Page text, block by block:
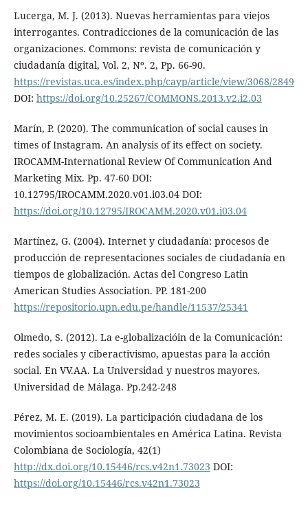
Lucerga, M. J. (2013). Nuevas herramientas para viejos
interrogantes. Contradicciones de la comunicación de las
organizaciones. Commons: revista de comunicación y
ciudadanía digital, Vol. 2, Nº. 2, Pp. 66-90.
https://revistas.uca.es/index.php/cayp/article/view/3068/2849
DOI: https://doi.org/10.25267/COMMONS.2013.v2.i2.03
Marín, P. (2020). The communication of social causes in
times of Instagram. An analysis of its effect on society.
IROCAMM-International Review Of Communication And
Marketing Mix. Pp. 47-60 DOI:
10.12795/IROCAMM.2020.v01.i03.04 DOI:
https://doi.org/10.12795/IROCAMM.2020.v01.i03.04
Martínez, G. (2004). Internet y ciudadanía: procesos de
producción de representaciones sociales de ciudadanía en
tiempos de globalización. Actas del Congreso Latin
American Studies Association. PP. 181-200
https://repositorio.upn.edu.pe/handle/11537/25341
Olmedo, S. (2012). La e-globalizacióin de la Comunicación:
redes sociales y ciberactivismo, apuestas para la acción
social. En VV.AA. La Universidad y nuestros mayores.
Universidad de Málaga. Pp.242-248
Pérez, M. E. (2019). La participación ciudadana de los
movimientos socioambientales en América Latina. Revista
Colombiana de Sociología, 42(1)
http://dx.doi.org/10.15446/rcs.v42n1.73023 DOI:
https://doi.org/10.15446/rcs.v42n1.73023